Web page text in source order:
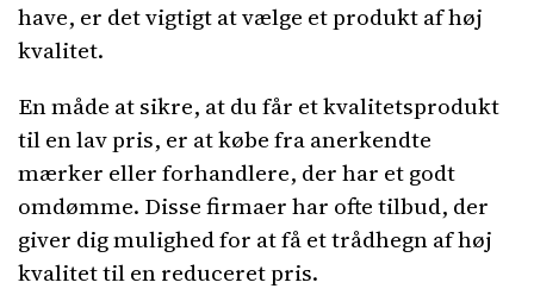
have, er det vigtigt at vælge et produkt af høj
kvalitet.
En måde at sikre, at du får et kvalitetsprodukt
til en lav pris, er at købe fra anerkendte
mærker eller forhandlere, der har et godt
omdømme. Disse firmaer har ofte tilbud, der
giver dig mulighed for at få et trådhegn af høj
kvalitet til en reduceret pris.